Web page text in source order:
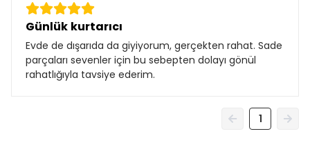
Günlük kurtarıcı
Evde de dışarıda da giyiyorum, gerçekten rahat. Sade
parçaları sevenler için bu sebepten dolayı gönül
rahatlığıyla tavsiye ederim.
1